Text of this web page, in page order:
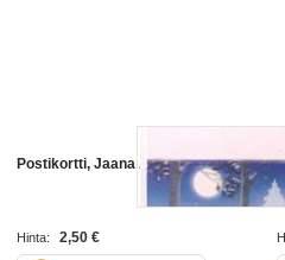
Postikortti, Jaana Aalto 1991
Hinta: 2,50 €